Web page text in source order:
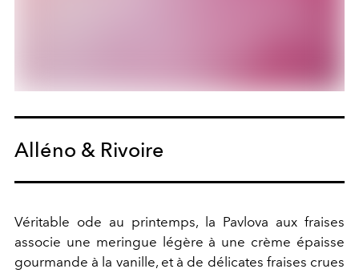
Alléno & Rivoire
Véritable ode au printemps, la Pavlova aux fraises
associe une meringue légère à une crème épaisse
gourmande à la vanille, et à de délicates fraises crues